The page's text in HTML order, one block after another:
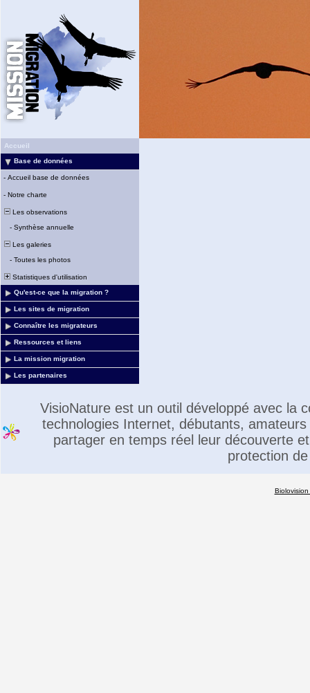
Accueil
Base de données
- Accueil base de données
- Notre charte
Les observations
- Synthèse annuelle
Les galeries
- Toutes les photos
Statistiques d'utilisation
Qu'est-ce que la migration ?
Les sites de migration
Connaître les migrateurs
Ressources et liens
La mission migration
Les partenaires
VisioNature est un outil développé avec la
technologies Internet, débutants,
partager en temps réel leur découverte
protection
Biolovision